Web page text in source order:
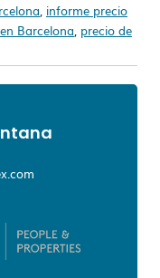
, informe precio
Barcelona, precio de